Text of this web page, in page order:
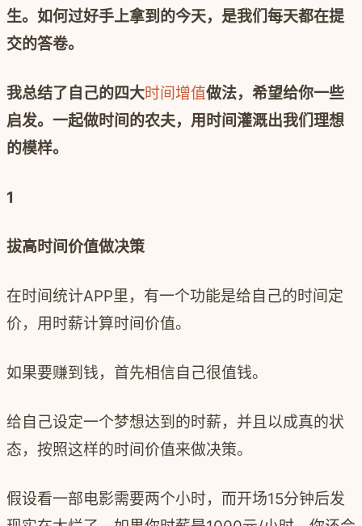
生。如何过好手上拿到的今天，是我们每天都在提
交的答卷。
我总结了自己的四大时间增值做法，希望给你一些
启发。一起做时间的农夫，用时间灌溉出我们理想
的模样。
1
拔高时间价值做决策
在时间统计APP里，有一个功能是给自己的时间定
价，用时薪计算时间价值。
如果要赚到钱，首先相信自己很值钱。
给自己设定一个梦想达到的时薪，并且以成真的状
态，按照这样的时间价值来做决策。
假设看一部电影需要两个小时，而开场15分钟后发